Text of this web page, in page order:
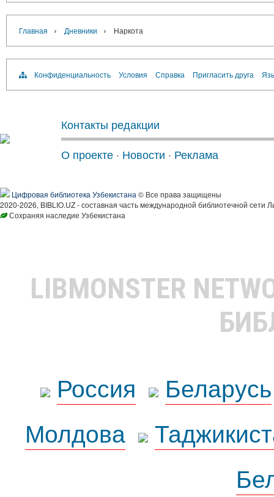
Главная › Дневники › Наркота
Конфиденциальность Условия Справка Пригласить друга
Контакты редакции
О проекте · Новости · Реклама
Цифровая библиотека Узбекистана © Все права защищены
2020-2026, BIBLIO.UZ - составная часть международной библиотечной сети
Сохраняя наследие Узбекистана
LIBMONSTER
Россия
Беларусь
Молдова